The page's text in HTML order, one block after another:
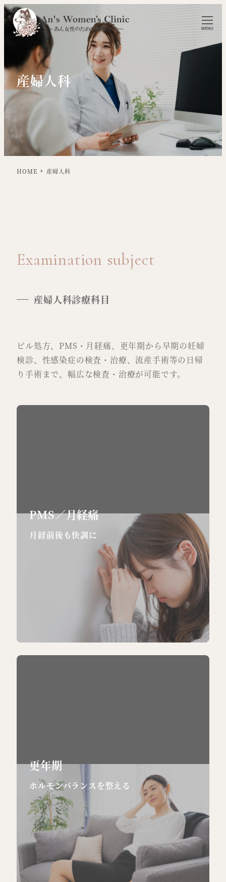
MENU
産婦人科
HOME 産婦人科
Examination subject
産婦人科診療科目
ピル処方、PMS・月経痛、更年期から早期の妊婦
検診、性感染症の検査・治療、流産手術等の日帰
り手術まで、幅広な検査・治療が可能です。
PMS／月経痛
月経前後も快調に
更年期
ホルモンバランスを整える